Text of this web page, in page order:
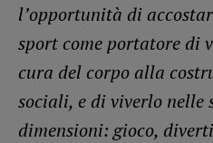
l’opportunità di
sport come portatore di
cura del corpo alla
sociali, e di viverlo nelle
dimensioni: gioco,